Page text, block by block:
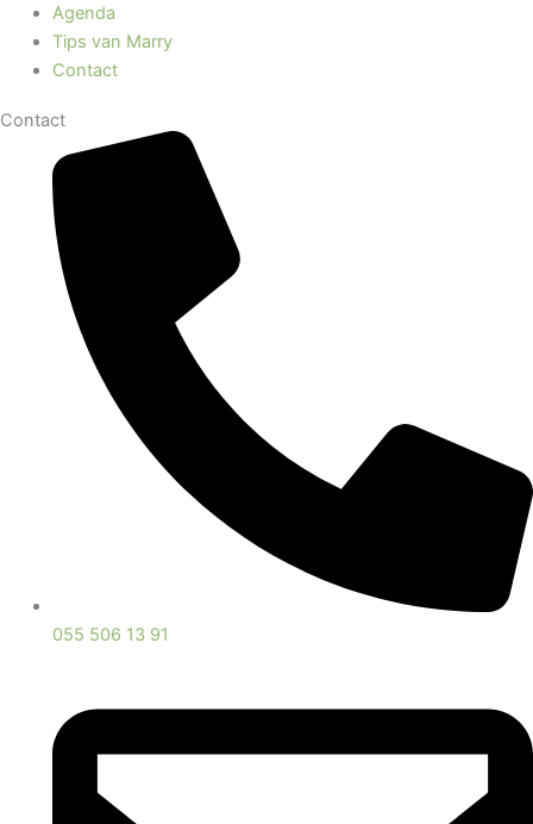
Agenda
Tips van Marry
Contact
Contact
055 506 13 91